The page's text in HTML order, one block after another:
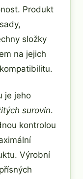
Produkt
složky
na jejich
je jeho
surovin.
kontrolou
Výrobní